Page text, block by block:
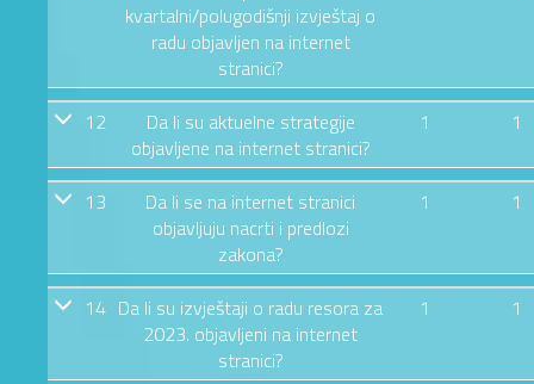
kvartalni/polugodišnji izvještaj o
radu objavljen na internet
stranici?
12
Da li su aktuelne strategije
objavljene na internet stranici?
1 1
13
Da li se na internet stranici
objavljuju nacrti i predlozi
zakona?
1 1
14 Da li su izvještaji o radu resora za
2023. objavljeni na internet
stranici?
1 1